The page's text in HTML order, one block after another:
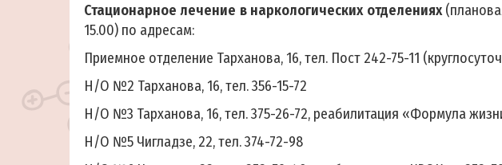
Стационарное лечение в наркологических отделениях
15.00) по адресам:
Приемное отделение Тарханова, 16, тел. Пост 242-75-11
Н/О №2 Тарханова, 16, тел. 356-15-72
Н/О №3 Тарханова, 16, тел. 375-26-72, реабилитация «Формула
Н/О №5 Чигладзе, 22, тел. 374-72-98